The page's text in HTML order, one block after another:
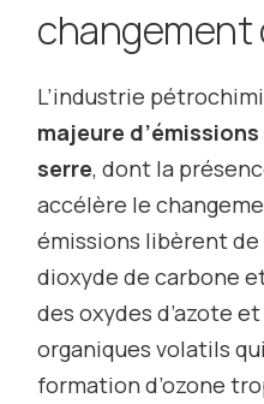
L’industrie
majeure
serre, dont la
accélère le
émissions libèrent
dioxyde de carbone
des oxydes d’azote
organiques volatils
formation d’ozone